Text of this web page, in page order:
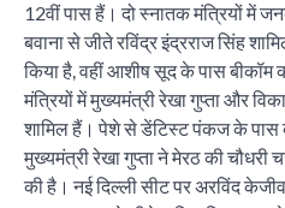
12वीं पास हैं। दो स्नातक मंत्रियों में
बवाना से जीते रविंद्र इंद्रराज सिंह
किया है, वहीं आशीष सूद के पास बीकॉम
मंत्रियों में मुख्यमंत्री रेखा गुप्ता और
शामिल हैं। पेशे से डेंटिस्ट पंकज के पास
मुख्यमंत्री रेखा गुप्ता ने मेरठ की चौधरी
की है। नई दिल्ली सीट पर अरविंद